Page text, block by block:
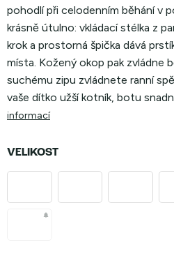
pohodlí při celodenním běhání v
krásně útulno: vkládací stélka z
krok a prostorná špička dává
místa. Kožený okop pak zvládne
suchému zipu zvládnete ranní
vaše dítko užší kotník, botu
informací
VELIKOST